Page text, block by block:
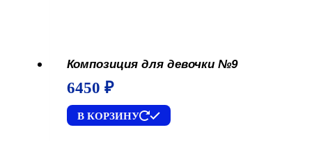
Композиция для девочки №9
6450 ₽
В КОРЗИНУ